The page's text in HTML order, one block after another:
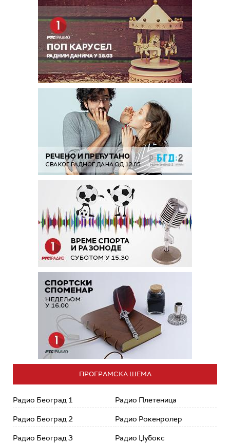
ПРОГРАМСКА ШЕМА
Радио Београд 1
Радио Београд 2
Радио Београд 3
Радио Плетеница
Радио Рокенролер
Радио Џубокс